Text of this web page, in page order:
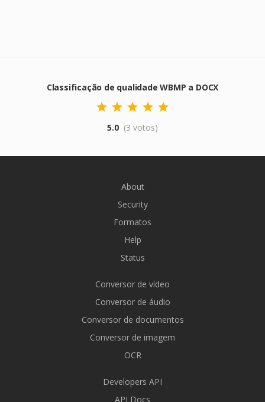
Classificação de qualidade WBMP a DOCX
5.0 (3 votos)
About
Security
Formatos
Help
Status
Conversor de vídeo
Conversor de áudio
Conversor de documentos
Conversor de imagem
OCR
Developers API
API Docs